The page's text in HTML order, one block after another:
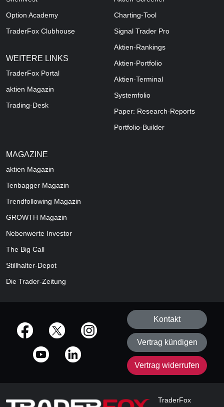
Option Academy
TraderFox Clubhouse
WEITERE LINKS
TraderFox Portal
aktien Magazin
Trading-Desk
Charting-Tool
Signal Trader Pro
Aktien-Rankings
Aktien-Portfolio
Aktien-Terminal
Systemfolio
Paper: Research-Reports
Portfolio-Builder
MAGAZINE
aktien Magazin
Tenbagger Magazin
Trendfollowing Magazin
GROWTH Magazin
Nebenwerte Investor
The Big Call
Stillhalter-Depot
Die Trader-Zeitung
offizielle Social Media-Accounts
Kontakt
Vertrag kündigen
Vertrag widerrufen
TraderFox